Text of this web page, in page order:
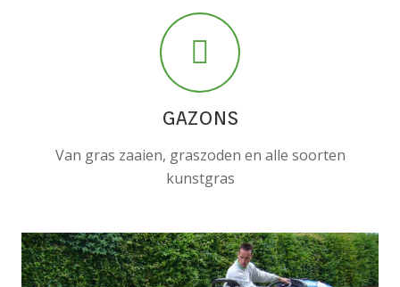
GAZONS
Van gras zaaien, graszoden en alle soorten
kunstgras